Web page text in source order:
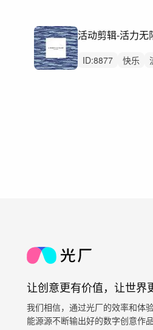
活动剪辑-活力无
ID:8877 快乐
让创意更有价值，让世界
我们相信，通过光厂的效率和体
能源源不断输出好的数字创意作